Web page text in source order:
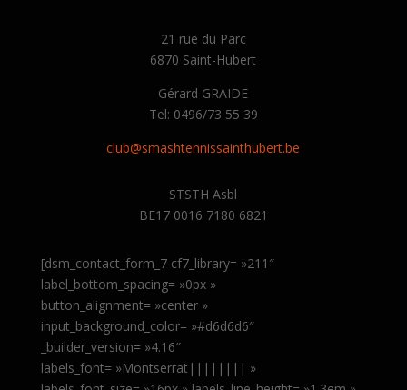
21 rue du Parc
6870 Saint-Hubert
Gérard GRAIDE
Tel: 0496/73 55 39
club@smashtennissainthubert.be
STSTH Asbl
BE17 0016 7180 6821
[dsm_contact_form_7 cf7_library= »211″
label_bottom_spacing= »0px »
button_alignment= »center »
input_background_color= »#d6d6d6″
_builder_version= »4.16″
labels_font= »Montserrat|||||||| »